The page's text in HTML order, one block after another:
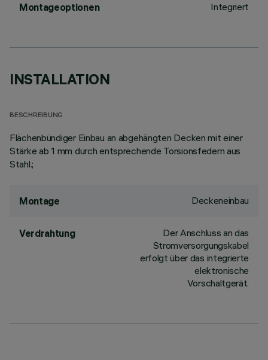
Montageoptionen Integriert
INSTALLATION
BESCHREIBUNG
Flächenbündiger Einbau an abgehängten Decken mit einer
Stärke ab 1 mm durch entsprechende Torsionsfedern aus
Stahl.;
Montage Deckeneinbau
Verdrahtung
Der Anschluss an das
Stromversorgungskabel
erfolgt über das integrierte
elektronische
Vorschaltgerät.